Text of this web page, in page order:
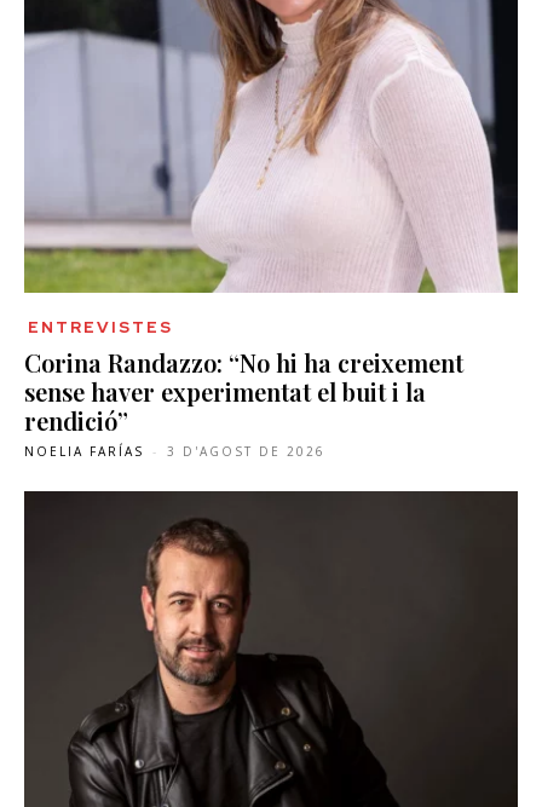
ENTREVISTES
Corina Randazzo: “No hi ha creixement
sense haver experimentat el buit i la
rendició”
NOELIA FARÍAS - 3 D'AGOST DE 2026